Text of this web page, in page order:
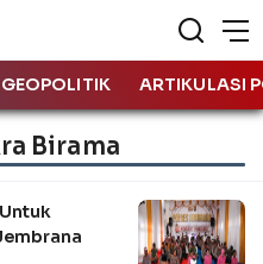
GEOPOLITIK ARTIKULASI
Birama